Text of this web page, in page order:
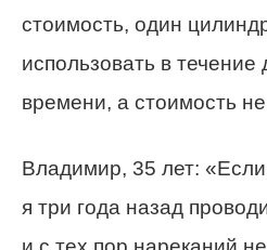
стоимость, один
использовать в течение
времени, а стоимость
Владимир, 35 лет:
я три года назад